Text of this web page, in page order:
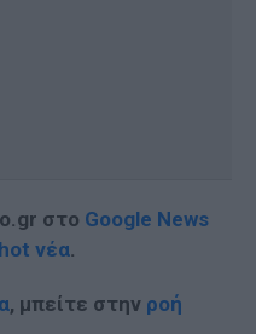
στο Google News
νέα.
, μπείτε στην ροή